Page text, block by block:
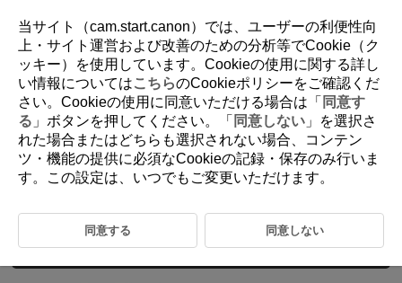
D292-108
再生
この章では、撮影した画像（静止画／動画）を再生する方法や、メニュ
ー機能の「
：再生タブ」に含まれる項目など、再生に関連する内容
ド）限定の機能であることを示しています。
当サイト（cam.start.canon）では、ユーザーの利便性向
上・サイト運営および改善のための分析等でCookie（ク
ッキー）を使用しています。Cookieの使用に関する詳し
い情報についてはこちらのCookieポリシーをご確認くだ
さい。Cookieの使用に同意いただける場合は「 同意す
る 」ボタンを押してください。「 同意しない 」を選択さ
れた場合またはどちらも選択されない場合、コンテン
ツ・機能の提供に必須なCookieの記録・保存のみ行いま
す。この設定は、いつでもご変更いただけます。
同意する 同意しない